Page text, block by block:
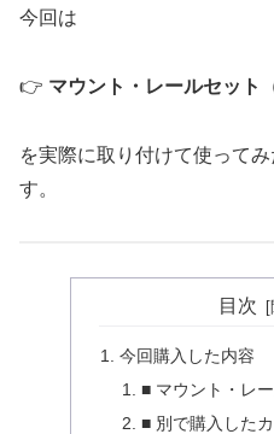
今回は
👉 マウント・レールセット
を実際に取り付けて使って
す。
目次
今回購入した内容
■ マウント・レ
■ 別で購入した